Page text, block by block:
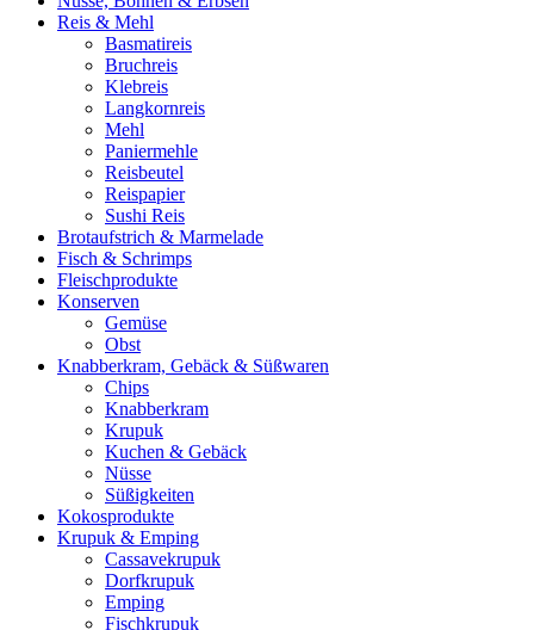
Reis & Mehl
Basmatireis
Bruchreis
Klebreis
Langkornreis
Mehl
Paniermehle
Reisbeutel
Reispapier
Sushi Reis
Brotaufstrich & Marmelade
Fisch & Schrimps
Fleischprodukte
Konserven
Gemüse
Obst
Knabberkram, Gebäck & Süßwaren
Chips
Knabberkram
Krupuk
Kuchen & Gebäck
Nüsse
Süßigkeiten
Kokosprodukte
Krupuk & Emping
Cassavekrupuk
Dorfkrupuk
Emping
Fischkrupuk